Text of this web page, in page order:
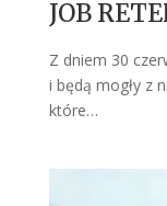
JOB
Z dniem 30
i będą mogły z
które…